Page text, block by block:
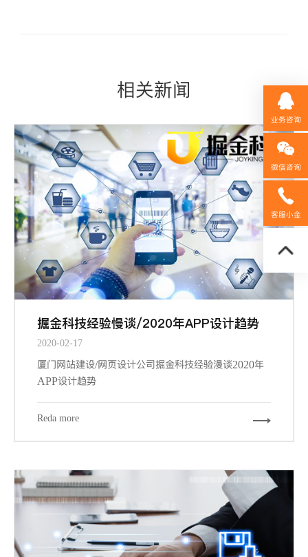
业务咨询
微信咨询
客服小金
相关新闻
掘金科技经验慢谈/2020年APP设计趋势
2020-02-17
厦门网站建设/网页设计公司掘金科技经验漫谈2020年
APP设计趋势
Reda more